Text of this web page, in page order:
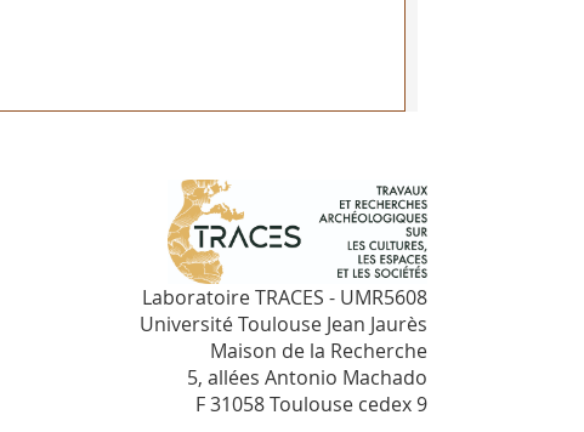
Laboratoire TRACES - UMR5608
Université Toulouse Jean Jaurès
Maison de la Recherche
5, allées Antonio Machado
F 31058 Toulouse cedex 9